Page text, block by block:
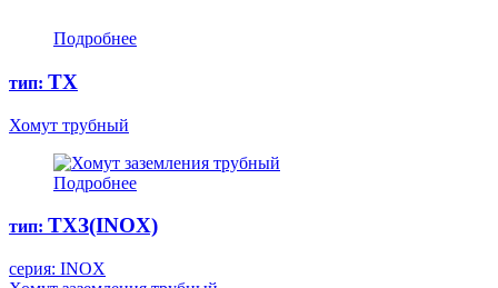
Подробнее
тип: ТХ
Хомут трубный
Подробнее
тип: ТХЗ(INOX)
серия: INOX